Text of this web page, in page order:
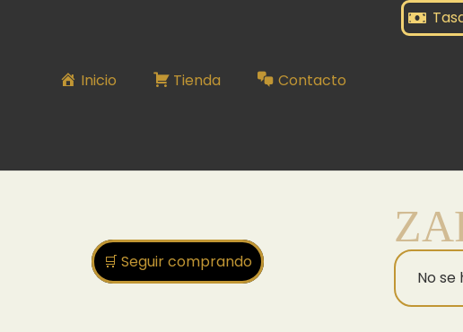
Inicio Tienda Contacto
ZARCILLO SERIE N°36
No
🛒 Seguir comprando